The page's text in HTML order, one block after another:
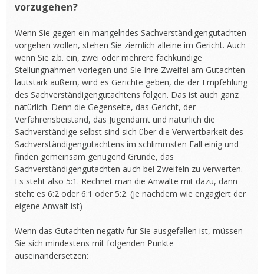
vorzugehen?
Wenn Sie gegen ein mangelndes Sachverständigengutachten
vorgehen wollen, stehen Sie ziemlich alleine im Gericht. Auch
wenn Sie z.b. ein, zwei oder mehrere fachkundige
Stellungnahmen vorlegen und Sie Ihre Zweifel am Gutachten
lautstark äußern, wird es Gerichte geben, die der Empfehlung
des Sachverständigengutachtens folgen. Das ist auch ganz
natürlich. Denn die Gegenseite, das Gericht, der
Verfahrensbeistand, das Jugendamt und natürlich die
Sachverständige selbst sind sich über die Verwertbarkeit des
Sachverständigengutachtens im schlimmsten Fall einig und
finden gemeinsam genügend Gründe, das
Sachverständigengutachten auch bei Zweifeln zu verwerten.
Es steht also 5:1. Rechnet man die Anwälte mit dazu, dann
steht es 6:2 oder 6:1 oder 5:2. (je nachdem wie engagiert der
eigene Anwalt ist)
Wenn das Gutachten negativ für Sie ausgefallen ist, müssen
Sie sich mindestens mit folgenden Punkte
auseinandersetzen: